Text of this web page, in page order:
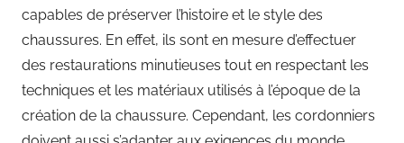
capables de préserver l’histoire et le style des
chaussures. En effet, ils sont en mesure d’effectuer
des restaurations minutieuses tout en respectant les
techniques et les matériaux utilisés à l’époque de la
création de la chaussure. Cependant, les cordonniers